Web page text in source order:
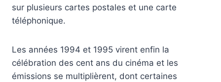
sur plusieurs cartes postales et une carte
téléphonique.
Les années 1994 et 1995 virent enfin la
célébration des cent ans du cinéma et les
émissions se multiplièrent, dont certaines